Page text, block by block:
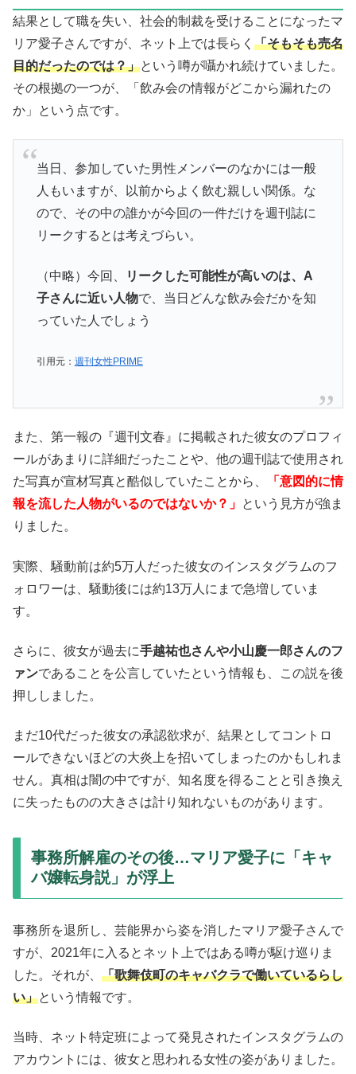
結果として職を失い、社会的制裁を受けることになったマ
リア愛子さんですが、ネット上では長らく 「そもそも売名
目的だったのでは？」という噂が囁かれ続けていました。
その根拠の一つが、「飲み会の情報がどこから漏れたの
か」という点です。
当日、参加していた男性メンバーのなかには一般
人もいますが、以前からよく飲む親しい関係。な
ので、その中の誰かが今回の一件だけを週刊誌に
リークするとは考えづらい。
（中略）今回、
リークした可能性が高いのは、A
子さんに近い人物で、当日どんな飲み会だかを知
っていた人でしょう
引用元： 週刊女性PRIME
また、第一報の『週刊文春』に掲載された彼女のプロフィ
ールがあまりに詳細だったことや、他の週刊誌で使用され
た写真が宣材写真と酷似していたことから、
「意図的に情
報を流した人物がいるのではないか？」 という見方が強ま
りました。
実際、騒動前は約5万人だった彼女のインスタグラムのフ
ォロワーは、騒動後には約13万人にまで急増していま
す。
さらに、彼女が過去に手越祐也さんや小山慶一郎さんのフ
ァンであることを公言していたという情報も、この説を後
押ししました。
まだ10代だった彼女の承認欲求が、結果としてコントロ
ールできないほどの大炎上を招いてしまったのかもしれま
せん。真相は闇の中ですが、知名度を得ることと引き換え
に失ったものの大きさは計り知れないものがあります。
事務所解雇のその後…マリア愛子に「キャ
バ嬢転身説」が浮上
事務所を退所し、芸能界から姿を消したマリア愛子さんで
すが、2021年に入るとネット上ではある噂が駆け巡りま
した。それが、 「歌舞伎町のキャバクラで働いているらし
い」という情報です。
当時、ネット特定班によって発見されたインスタグラムの
アカウントには、彼女と思われる女性の姿がありました。